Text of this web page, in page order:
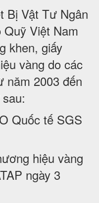
Bị Vật Tư Ngân
Quỹ Việt Nam
khen, giấy
vàng do các
năm 2003 đến
Quốc tế SGS
hiệu vàng
ngày 3